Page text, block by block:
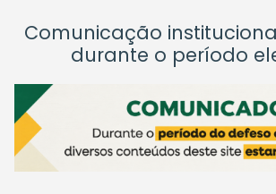
Comunicação
durante o período